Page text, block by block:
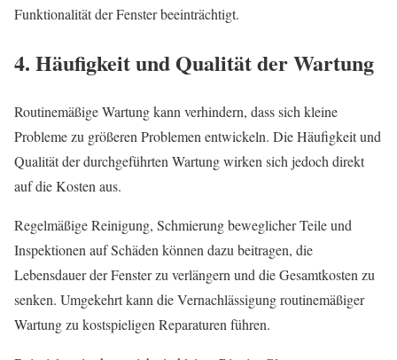
Funktionalität der Fenster beeinträchtigt.
4. Häufigkeit und Qualität der Wartung
Routinemäßige Wartung kann verhindern, dass sich kleine
Probleme zu größeren Problemen entwickeln. Die Häufigkeit und
Qualität der durchgeführten Wartung wirken sich jedoch direkt
auf die Kosten aus.
Regelmäßige Reinigung, Schmierung beweglicher Teile und
Inspektionen auf Schäden können dazu beitragen, die
Lebensdauer der Fenster zu verlängern und die Gesamtkosten zu
senken. Umgekehrt kann die Vernachlässigung routinemäßiger
Wartung zu kostspieligen Reparaturen führen.